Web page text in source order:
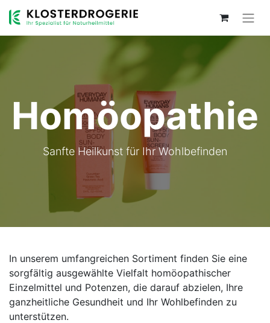
Homöopathie
Sanfte Heilkunst für Ihr Wohlbefinden
In unserem umfangreichen Sortiment finden Sie eine
sorgfältig ausgewählte Vielfalt homöopathischer
Einzelmittel und Potenzen, die darauf abzielen, Ihre
ganzheitliche Gesundheit und Ihr Wohlbefinden zu
unterstützen.